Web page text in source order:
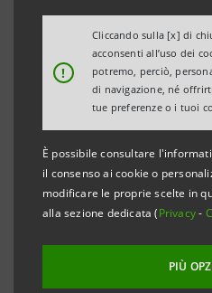
!
Cliccando sulla [x] di
acconsenti all’uso dei
potremo, perciò,
di navigazione, né
tue preferenze o i tuoi
È possibile consultare
il consenso ai cookie o
modificare le proprie scelte in
alla sezione dedicata (Privacy-
PIÙ
ALERT STAMPA
Filtra per Anno
Dichiarazione Consolidata Non
Data ultimo aggiornamento 10 aprile